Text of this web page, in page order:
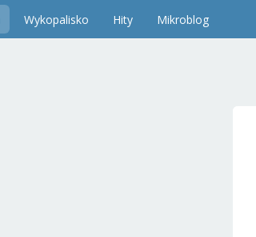
Wykopalisko Hity Mikroblog